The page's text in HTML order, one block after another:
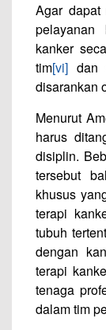
Agar dapat
pelayanan
kanker
tim[vi] dan
disarankan
Menurut
harus
disiplin.
tersebut
khusus
terapi
tubuh
dengan
terapi
tenaga
dalam tim